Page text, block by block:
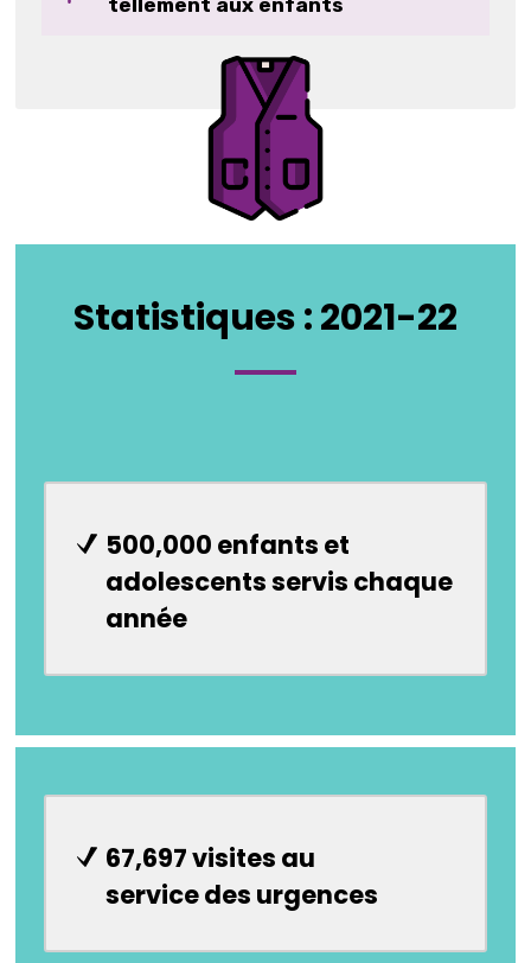
tellement aux enfants
Statistiques : 2021-22
500,000 enfants et
adolescents servis chaque
année
67,697 visites au
service des urgences